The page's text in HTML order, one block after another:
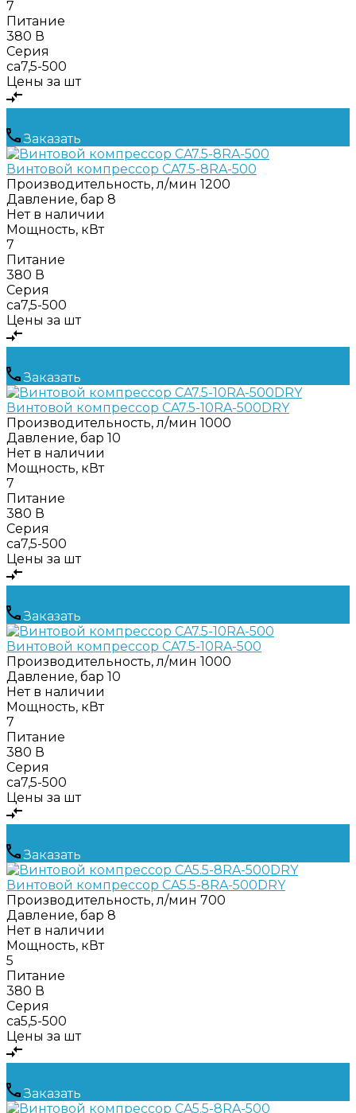
7
Питание
380 В
Серия
ca7,5-500
Цены за шт
Заказать
Винтовой компрессор CA7.5-8RA-500
Производительность, л/мин 1200
Давление, бар 8
Нет в наличии
Мощность, кВт
7
Питание
380 В
Серия
ca7,5-500
Цены за шт
Заказать
Винтовой компрессор CA7.5-10RA-500DRY
Производительность, л/мин 1000
Давление, бар 10
Нет в наличии
Мощность, кВт
7
Питание
380 В
Серия
ca7,5-500
Цены за шт
Заказать
Винтовой компрессор CA7.5-10RA-500
Производительность, л/мин 1000
Давление, бар 10
Нет в наличии
Мощность, кВт
7
Питание
380 В
Серия
ca7,5-500
Цены за шт
Заказать
Винтовой компрессор CA5.5-8RA-500DRY
Производительность, л/мин 700
Давление, бар 8
Нет в наличии
Мощность, кВт
5
Питание
380 В
Серия
ca5,5-500
Цены за шт
Заказать